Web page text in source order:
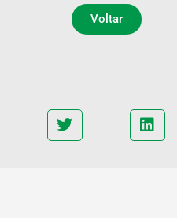
Voltar